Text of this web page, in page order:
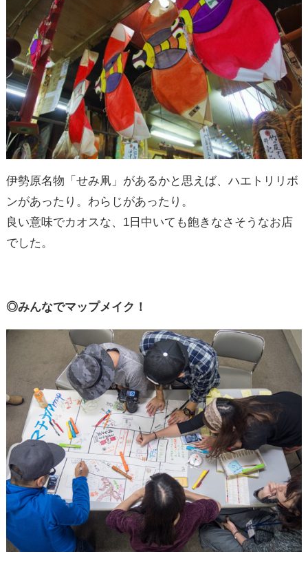
伊勢原名物「せみ凧」があるかと思えば、ハエトリリボ
ンがあったり。わらじがあったり。
良い意味でカオスな、1日中いても飽きなさそうなお店
でした。
◎みんなでマップメイク！